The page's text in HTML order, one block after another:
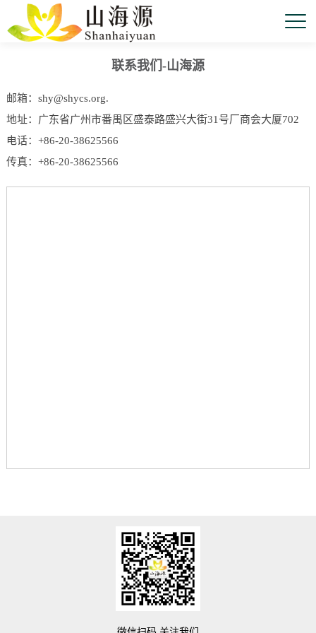
联系我们-山海源
邮箱：shy@shycs.org.
地址：广东省广州市番禺区盛泰路盛兴大街31号厂商会大厦702
电话：+86-20-38625566
传真：+86-20-38625566